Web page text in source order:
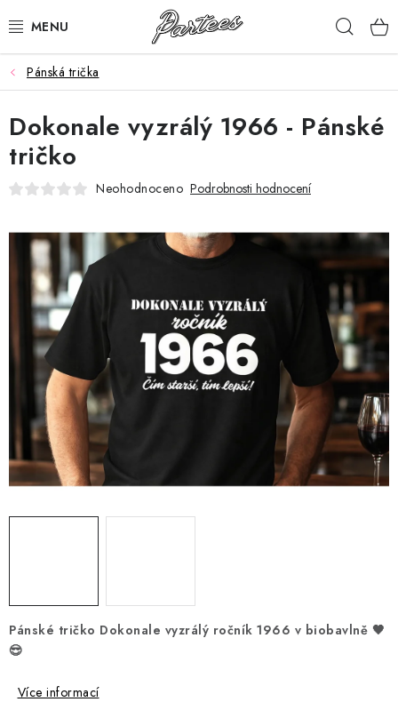
na
ROZLUČKA
NAROZENINY
NA MÍRU
VÁNOCE
🖤 SLEVY
KONTAKTY
Jak nakupovat Moje objednávka
Výměna / vrácení zboží
Hodnocení obchodu
Obchodní podmínky
GDPR + cookies
Pánská trička
Pánské tričko Dokonale vyzrálý ročník 1966 v biobavlně 🖤
😎
Více informací
Dokonale vyzrálý 1966 - Pánské
tričko
Neohodnoceno Podrobnosti hodnocení